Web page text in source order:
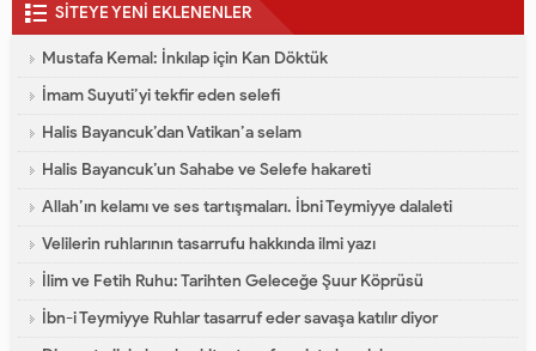
SİTEYE YENİ EKLENENLER
Mustafa Kemal: İnkılap için Kan Döktük
İmam Suyuti’yi tekfir eden selefi
Halis Bayancuk’dan Vatikan’a selam
Halis Bayancuk’un Sahabe ve Selefe hakareti
Allah’ın kelamı ve ses tartışmaları. İbni Teymiyye dalaleti
Velilerin ruhlarının tasarrufu hakkında ilmi yazı
İlim ve Fetih Ruhu: Tarihten Geleceğe Şuur Köprüsü
İbn-i Teymiyye Ruhlar tasarruf eder savaşa katılır diyor